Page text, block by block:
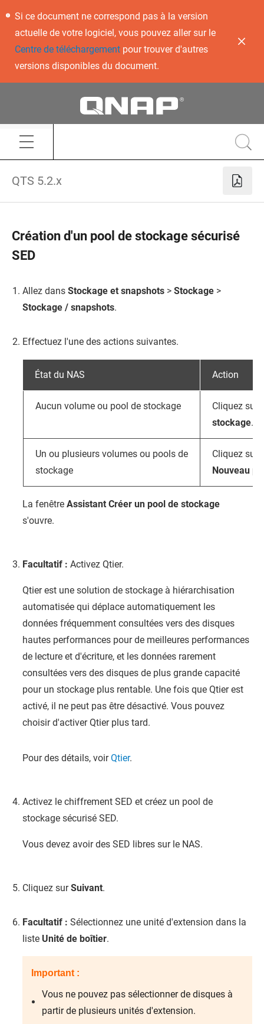
Si ce document ne correspond pas à la version
actuelle de votre logiciel, vous pouvez aller sur le
Centre de téléchargementpour trouver d'autres
versions disponibles du document.
QTS 5.2.x
Création d'un pool de stockage sécurisé
SED
Allez dans Stockage et snapshots > Stockage >
Stockage / snapshots.
Effectuez l'une des actions suivantes.
État du NAS Action
Aucun volume ou pool de stockage Cliquez sur
stockage.
Un ou plusieurs volumes ou pools de
stockage
Cliquez sur
Nouveau
La fenêtre Assistant Créer un pool de stockage
s'ouvre.
Facultatif : Activez Qtier.
Qtier est une solution de stockage à hiérarchisation
automatisée qui déplace automatiquement les
données fréquemment consultées vers des disques
hautes performances pour de meilleures performances
de lecture et d'écriture, et les données rarement
consultées vers des disques de plus grande capacité
pour un stockage plus rentable. Une fois que Qtier est
activé, il ne peut pas être désactivé. Vous pouvez
choisir d'activer Qtier plus tard.
Pour des détails, voirQtier.
Activez le chiffrement SED et créez un pool de
stockage sécurisé SED.
Vous devez avoir des SED libres sur le NAS.
Cliquez surSuivant.
Facultatif : Sélectionnez une unité d'extension dans la
liste Unité de boîtier.
Important :
Vous ne pouvez pas sélectionner de disques à
partir de plusieurs unités d'extension.